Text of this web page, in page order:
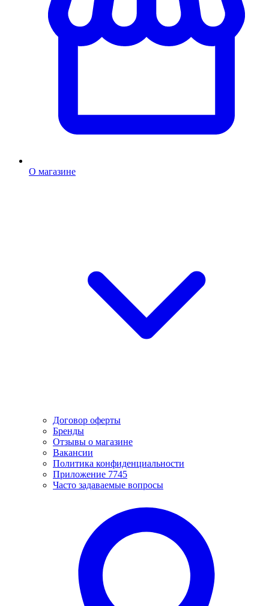
О магазине
Договор оферты
Бренды
Отзывы о магазине
Вакансии
Политика конфиденциальности
Приложение 7745
Часто задаваемые вопросы